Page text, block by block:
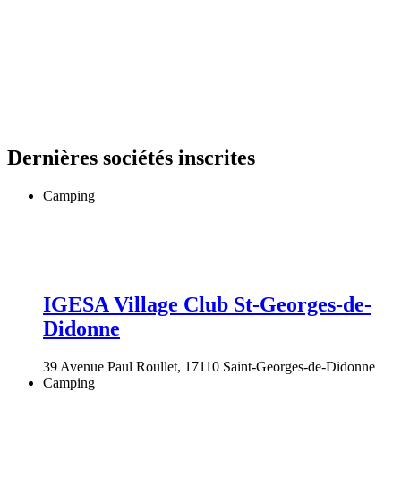
Dernières sociétés inscrites
Camping
IGESA Village Club St-Georges-de-
Didonne
39 Avenue Paul Roullet, 17110 Saint-Georges-de-Didonne
Camping